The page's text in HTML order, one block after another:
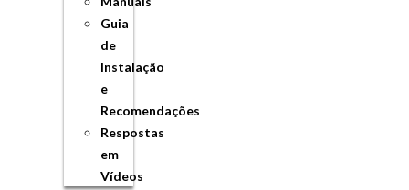
Guia
de
Instalação
e
Recomendações
Respostas
em
Vídeos